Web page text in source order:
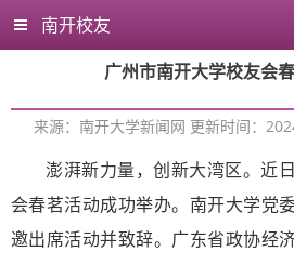
南开校友
广州市南开大学校友会
来源：南开大学新闻网 更新时间：
澎湃新力量，创新大湾区。近
会春茗活动成功举办。南开大学党
邀出席活动并致辞。广东省政协经